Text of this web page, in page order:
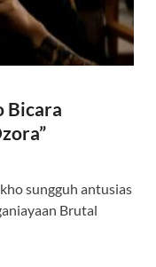
Bicara
sungguh antusias
Brutal